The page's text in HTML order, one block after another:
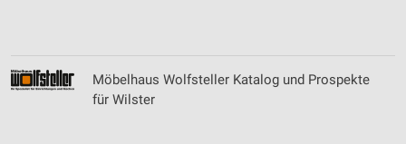
Möbelhaus Wolfsteller Katalog und Prospekte
für Wilster
Erstellung von Profilen zur Personalisierung
von Inhalten